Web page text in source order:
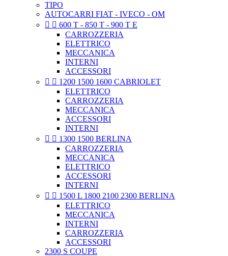
TIPO
AUTOCARRI FIAT - IVECO - OM
  600 T - 850 T - 900 T E
CARROZZERIA
ELETTRICO
MECCANICA
INTERNI
ACCESSORI
  1200 1500 1600 CABRIOLET
ELETTRICO
CARROZZERIA
MECCANICA
ACCESSORI
INTERNI
  1300 1500 BERLINA
CARROZZERIA
MECCANICA
ELETTRICO
ACCESSORI
INTERNI
  1500 L 1800 2100 2300 BERLINA
ELETTRICO
MECCANICA
INTERNI
CARROZZERIA
ACCESSORI
2300 S COUPE